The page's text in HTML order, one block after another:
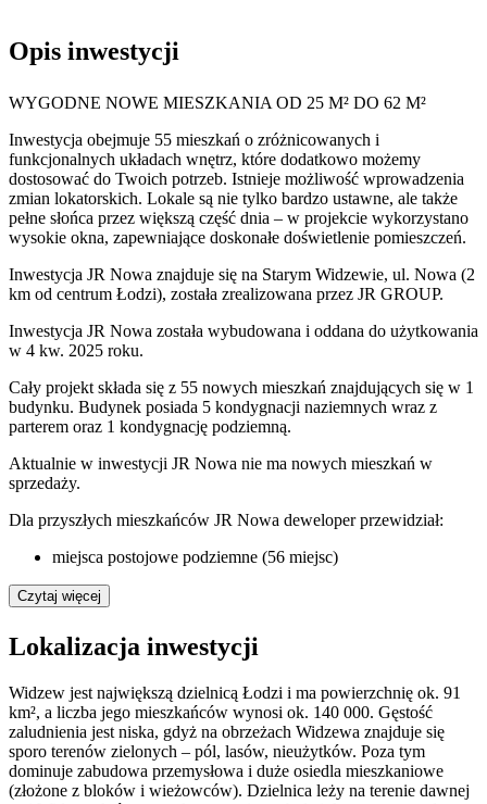
Opis inwestycji
WYGODNE NOWE MIESZKANIA OD 25 M² DO 62 M²
Inwestycja obejmuje 55 mieszkań o zróżnicowanych i
funkcjonalnych układach wnętrz, które dodatkowo możemy
dostosować do Twoich potrzeb. Istnieje możliwość wprowadzenia
zmian lokatorskich. Lokale są nie tylko bardzo ustawne, ale także
pełne słońca przez większą część dnia – w projekcie wykorzystano
wysokie okna, zapewniające doskonałe doświetlenie pomieszczeń.
Inwestycja JR Nowa znajduje się na Starym Widzewie, ul. Nowa (2
km od centrum Łodzi), została zrealizowana przez JR GROUP.
Inwestycja JR Nowa została wybudowana i oddana do użytkowania
w 4 kw. 2025 roku.
Cały projekt składa się z 55 nowych mieszkań znajdujących się w 1
budynku. Budynek posiada 5 kondygnacji naziemnych wraz z
parterem oraz 1 kondygnację podziemną.
Aktualnie w inwestycji JR Nowa nie ma nowych mieszkań w
sprzedaży.
Dla przyszłych mieszkańców JR Nowa deweloper przewidział:
miejsca postojowe podziemne (56 miejsc)
Czytaj więcej
Lokalizacja inwestycji
Widzew jest największą dzielnicą Łodzi i ma powierzchnię ok. 91
km², a liczba jego mieszkańców wynosi ok. 140 000. Gęstość
zaludnienia jest niska, gdyż na obrzeżach Widzewa znajduje się
sporo terenów zielonych – pól, lasów, nieużytków. Poza tym
dominuje zabudowa przemysłowa i duże osiedla mieszkaniowe
(złożone z bloków i wieżowców). Dzielnica leży na terenie dawnej